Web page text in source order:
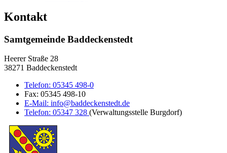
Kontakt
Samtgemeinde Baddeckenstedt
Heerer Straße 28
38271 Baddeckenstedt
Telefon: 05345 498-0
Fax: 05345 498-10
E-Mail: info@baddeckenstedt.de
Telefon: 05347 328 (Verwaltungsstelle Burgdorf)